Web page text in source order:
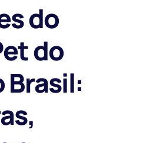
do
do
Brasil: